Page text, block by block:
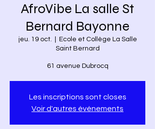
AfroVibe La salle St
Bernard Bayonne
jeu. 19 oct.
Ecole et Collège La Salle
Saint Bernard
61 avenue Dubrocq
Les inscriptions sont closes
Voir d'autres événements